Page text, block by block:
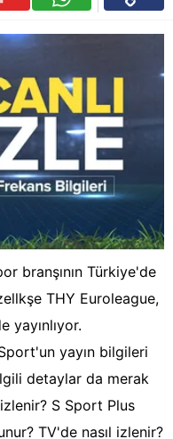
branşının Türkiye'de
THY Euroleague,
yayınlıyor.
yayın bilgileri
detaylar da merak
S Sport Plus
TV'de nasıl izlenir?